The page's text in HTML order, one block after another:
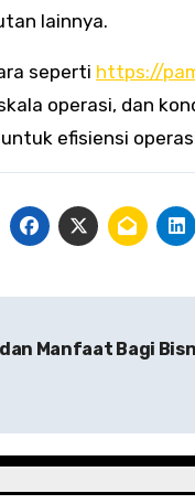
lainnya.
seperti https://
operasi, dan
efisiensi
Manfaat Bagi